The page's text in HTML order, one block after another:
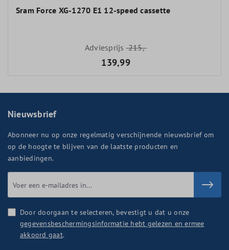
Sram Force XG-1270 E1 12-speed cassette
Adviesprijs215,-
139,99
Nieuwsbrief
Abonneer nu op onze regelmatig verschijnende nieuwsbrief om
op de hoogte te blijven van de laatste producten en
aanbiedingen.
Door doorgaan te selecteren, bevestigt u dat u onze
gegevensbeschermingsinformatie hebt gelezen en ermee
akkoord gaat.